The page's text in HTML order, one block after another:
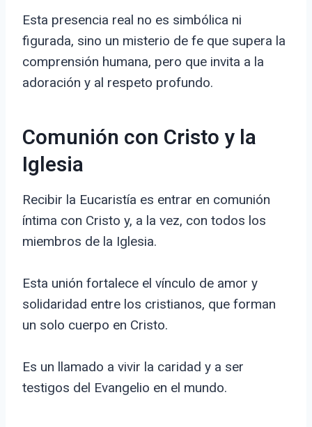
Esta presencia real no es simbólica ni
figurada, sino un misterio de fe que supera la
comprensión humana, pero que invita a la
adoración y al respeto profundo.
Comunión con Cristo y la
Iglesia
Recibir la Eucaristía es entrar en comunión
íntima con Cristo y, a la vez, con todos los
miembros de la Iglesia.
Esta unión fortalece el vínculo de amor y
solidaridad entre los cristianos, que forman
un solo cuerpo en Cristo.
Es un llamado a vivir la caridad y a ser
testigos del Evangelio en el mundo.